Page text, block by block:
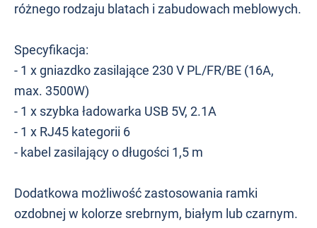
różnego rodzaju blatach i zabudowach meblowych.
Specyfikacja:
- 1 x gniazdko zasilające 230 V PL/FR/BE (16A,
max. 3500W)
- 1 x szybka ładowarka USB 5V, 2.1A
- 1 x RJ45 kategorii 6
- kabel zasilający o długości 1,5 m
Dodatkowa możliwość zastosowania ramki
ozdobnej w kolorze srebrnym, białym lub czarnym.